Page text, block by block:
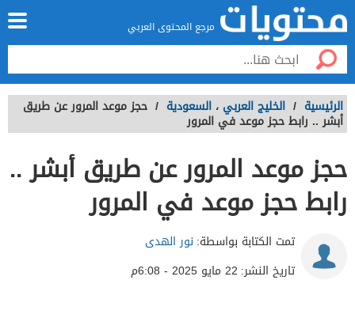
مرجع المحتوى العربي
الرئيسية / الخليج العربي ، السعودية / حجز موعد المرور عن طريق
أبشر .. رابط حجز موعد في المرور
حجز موعد المرور عن طريق أبشر ..
رابط حجز موعد في المرور
تمت الكتابة بواسطة: نور الهدى
تاريخ النشر: 22 مايو 2025 - 6:08م